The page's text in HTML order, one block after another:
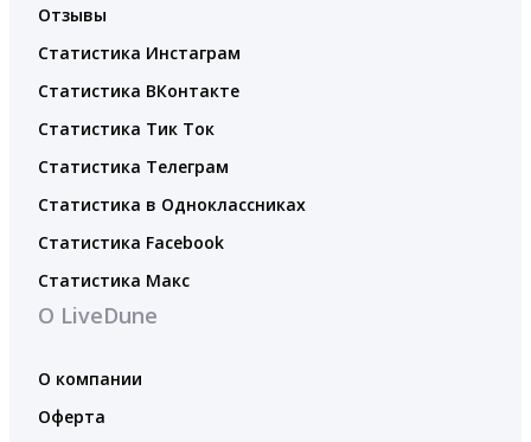
Отзывы
Статистика Инстаграм
Статистика ВКонтакте
Статистика Тик Ток
Статистика Телеграм
Статистика в Одноклассниках
Статистика Facebook
Статистика Макс
О LiveDune
О компании
Оферта